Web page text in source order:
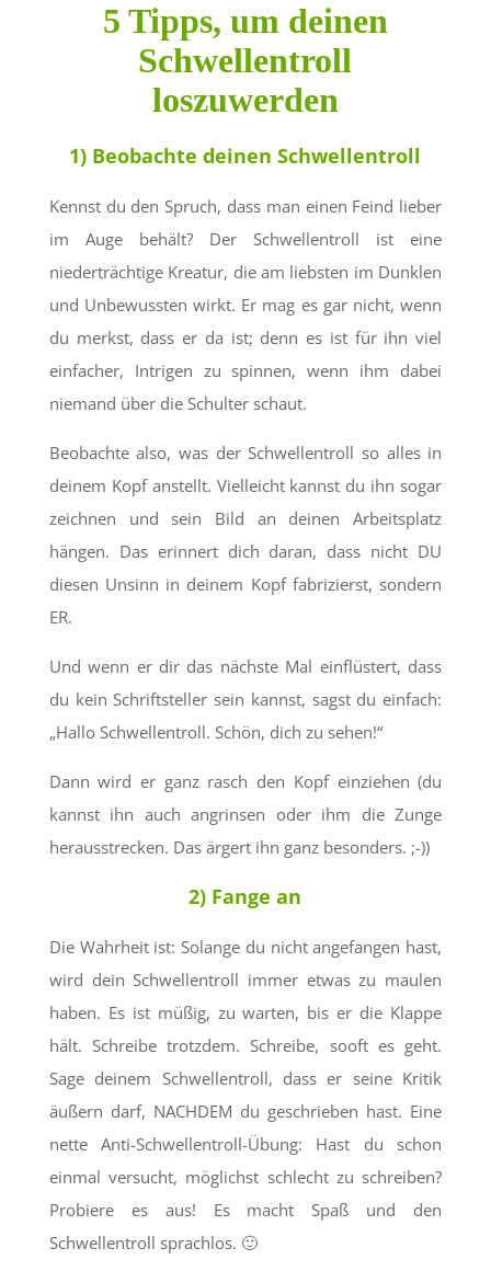
5 Tipps, um deinen
Schwellentroll
loszuwerden
1) Beobachte deinen Schwellentroll
Kennst du den Spruch, dass man einen Feind lieber
im Auge behält? Der Schwellentroll ist eine
niederträchtige Kreatur, die am liebsten im Dunklen
und Unbewussten wirkt. Er mag es gar nicht, wenn
du merkst, dass er da ist; denn es ist für ihn viel
einfacher, Intrigen zu spinnen, wenn ihm dabei
niemand über die Schulter schaut.
Beobachte also, was der Schwellentroll so alles in
deinem Kopf anstellt. Vielleicht kannst du ihn sogar
zeichnen und sein Bild an deinen Arbeitsplatz
hängen. Das erinnert dich daran, dass nicht DU
diesen Unsinn in deinem Kopf fabrizierst, sondern
ER.
Und wenn er dir das nächste Mal einflüstert, dass
du kein Schriftsteller sein kannst, sagst du einfach:
„Hallo Schwellentroll. Schön, dich zu sehen!“
Dann wird er ganz rasch den Kopf einziehen (du
kannst ihn auch angrinsen oder ihm die Zunge
herausstrecken. Das ärgert ihn ganz besonders. ;-))
2) Fange an
Die Wahrheit ist: Solange du nicht angefangen hast,
wird dein Schwellentroll immer etwas zu maulen
haben. Es ist müßig, zu warten, bis er die Klappe
hält. Schreibe trotzdem. Schreibe, sooft es geht.
Sage deinem Schwellentroll, dass er seine Kritik
äußern darf, NACHDEM du geschrieben hast. Eine
nette Anti-Schwellentroll-Übung: Hast du schon
einmal versucht, möglichst schlecht zu schreiben?
Probiere es aus! Es macht Spaß und den
Schwellentroll sprachlos. 🙂